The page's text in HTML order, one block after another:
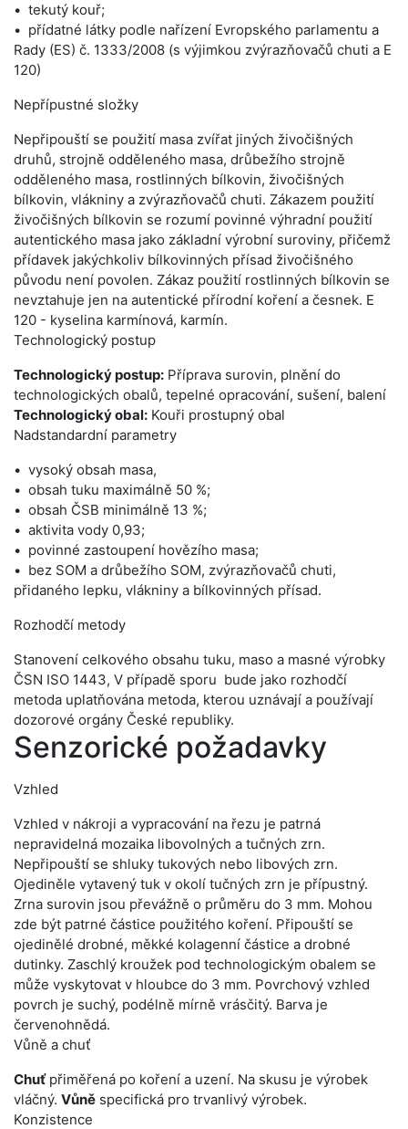
tekutý kouř;
přídatné látky podle nařízení Evropského parlamentu a
Rady (ES) č. 1333/2008 (s výjimkou zvýrazňovačů chuti a E
120)
Nepřípustné složky
Nepřipouští se použití masa zvířat jiných živočišných
druhů, strojně odděleného masa, drůbežího strojně
odděleného masa, rostlinných bílkovin, živočišných
bílkovin, vlákniny a zvýrazňovačů chuti. Zákazem použití
živočišných bílkovin se rozumí povinné výhradní použití
autentického masa jako základní výrobní suroviny, přičemž
přídavek jakýchkoliv bílkovinných přísad živočišného
původu není povolen. Zákaz použití rostlinných bílkovin se
nevztahuje jen na autentické přírodní koření a česnek. E
120 - kyselina karmínová, karmín.
Technologický postup
Technologický postup: Příprava surovin, plnění do
technologických obalů, tepelné opracování, sušení, balení
Technologický obal: Kouři prostupný obal
Nadstandardní parametry
vysoký obsah masa,
obsah tuku maximálně 50 %;
obsah ČSB minimálně 13 %;
aktivita vody 0,93;
povinné zastoupení hovězího masa;
bez SOM a drůbežího SOM, zvýrazňovačů chuti,
přidaného lepku, vlákniny a bílkovinných přísad.
Rozhodčí metody
Stanovení celkového obsahu tuku, maso a masné výrobky
ČSN ISO 1443, V případě sporu bude jako rozhodčí
metoda uplatňována metoda, kterou uznávají a používají
dozorové orgány České republiky.
Senzorické požadavky
Vzhled
Vzhled v nákroji a vypracování na řezu je patrná
nepravidelná mozaika libovolných a tučných zrn.
Nepřipouští se shluky tukových nebo libových zrn.
Ojediněle vytavený tuk v okolí tučných zrn je přípustný.
Zrna surovin jsou převážně o průměru do 3 mm. Mohou
zde být patrné částice použitého koření. Připouští se
ojedinělé drobné, měkké kolagenní částice a drobné
dutinky. Zaschlý kroužek pod technologickým obalem se
může vyskytovat v hloubce do 3 mm. Povrchový vzhled
povrch je suchý, podélně mírně vrásčitý. Barva je
červenohnědá.
Vůně a chuť
Chuťpřiměřená po koření a uzení. Na skusu je výrobek
vláčný. Vůně specifická pro trvanlivý výrobek.
Konzistence